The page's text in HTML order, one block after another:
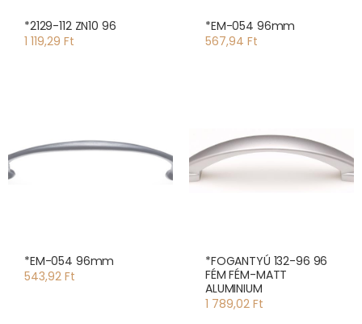
*2129-112 ZN10 96
1 119,29 Ft
*EM-054 96mm
567,94 Ft
*EM-054 96mm
543,92 Ft
*FOGANTYÚ 132-96 96
FÉM FÉM-MATT
ALUMINIUM
1 789,02 Ft